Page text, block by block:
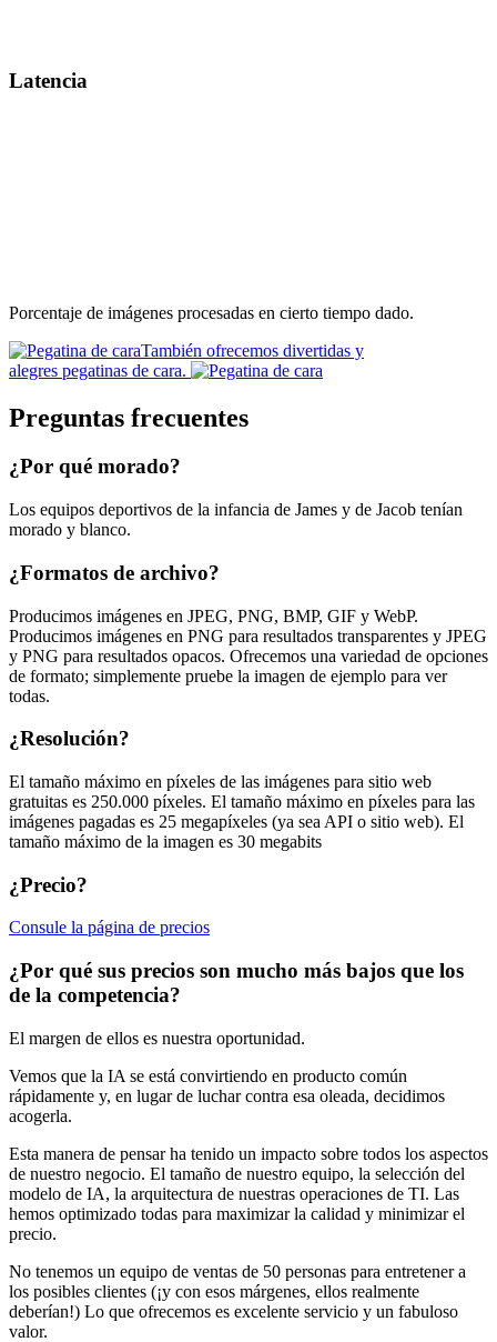
Latencia
Porcentaje de imágenes procesadas en cierto tiempo dado.
También ofrecemos divertidas y
alegres pegatinas de cara.
Preguntas frecuentes
¿Por qué morado?
Los equipos deportivos de la infancia de James y de Jacob tenían
morado y blanco.
¿Formatos de archivo?
Producimos imágenes en JPEG, PNG, BMP, GIF y WebP.
Producimos imágenes en PNG para resultados transparentes y JPEG
y PNG para resultados opacos. Ofrecemos una variedad de opciones
de formato; simplemente pruebe la imagen de ejemplo para ver
todas.
¿Resolución?
El tamaño máximo en píxeles de las imágenes para sitio web
gratuitas es 250.000 píxeles. El tamaño máximo en píxeles para las
imágenes pagadas es 25 megapíxeles (ya sea API o sitio web). El
tamaño máximo de la imagen es 30 megabits
¿Precio?
Consule la página de precios
¿Por qué sus precios son mucho más bajos que los
de la competencia?
El margen de ellos es nuestra oportunidad.
Vemos que la IA se está convirtiendo en producto común
rápidamente y, en lugar de luchar contra esa oleada, decidimos
acogerla.
Esta manera de pensar ha tenido un impacto sobre todos los aspectos
de nuestro negocio. El tamaño de nuestro equipo, la selección del
modelo de IA, la arquitectura de nuestras operaciones de TI. Las
hemos optimizado todas para maximizar la calidad y minimizar el
precio.
No tenemos un equipo de ventas de 50 personas para entretener a
los posibles clientes (¡y con esos márgenes, ellos realmente
deberían!) Lo que ofrecemos es excelente servicio y un fabuloso
valor.